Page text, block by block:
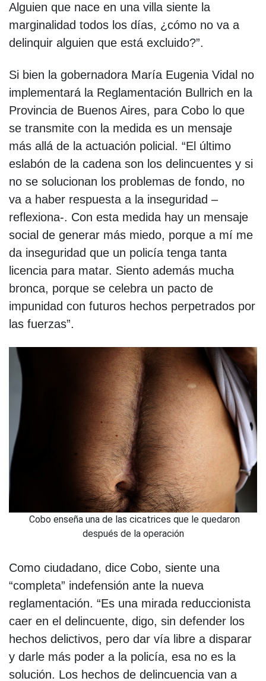
Alguien que nace en una villa siente la
marginalidad todos los días, ¿cómo no va a
delinquir alguien que está excluido?”.
Si bien la gobernadora María Eugenia Vidal no
implementará la Reglamentación Bullrich en la
Provincia de Buenos Aires, para Cobo lo que
se transmite con la medida es un mensaje
más allá de la actuación policial. “El último
eslabón de la cadena son los delincuentes y si
no se solucionan los problemas de fondo, no
va a haber respuesta a la inseguridad –
reflexiona-. Con esta medida hay un mensaje
social de generar más miedo, porque a mí me
da inseguridad que un policía tenga tanta
licencia para matar. Siento además mucha
bronca, porque se celebra un pacto de
impunidad con futuros hechos perpetrados por
las fuerzas”.
Cobo enseña una de las cicatrices que le quedaron
después de la operación
Como ciudadano, dice Cobo, siente una
“completa” indefensión ante la nueva
reglamentación. “Es una mirada reduccionista
caer en el delincuente, digo, sin defender los
hechos delictivos, pero dar vía libre a disparar
y darle más poder a la policía, esa no es la
solución. Los hechos de delincuencia van a